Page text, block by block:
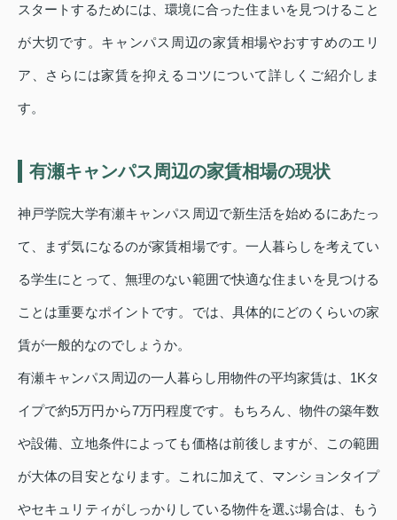
スタートするためには、環境に合った住まいを見つけること
が大切です。キャンパス周辺の家賃相場やおすすめのエリ
ア、さらには家賃を抑えるコツについて詳しくご紹介しま
す。
有瀬キャンパス周辺の家賃相場の現状
神戸学院大学有瀬キャンパス周辺で新生活を始めるにあたっ
て、まず気になるのが家賃相場です。一人暮らしを考えてい
る学生にとって、無理のない範囲で快適な住まいを見つける
ことは重要なポイントです。では、具体的にどのくらいの家
賃が一般的なのでしょうか。
有瀬キャンパス周辺の一人暮らし用物件の平均家賃は、1Kタ
イプで約5万円から7万円程度です。もちろん、物件の築年数
や設備、立地条件によっても価格は前後しますが、この範囲
が大体の目安となります。これに加えて、マンションタイプ
やセキュリティがしっかりしている物件を選ぶ場合は、もう